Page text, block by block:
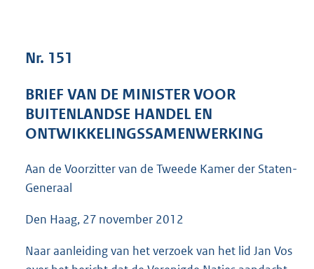
:
4
K
Nr. 151
BRIEF VAN DE MINISTER VOOR
BUITENLANDSE HANDEL EN
ONTWIKKELINGSSAMENWERKING
Aan de Voorzitter van de Tweede Kamer der Staten-
Generaal
Den Haag, 27 november 2012
Naar aanleiding van het verzoek van het lid Jan Vos